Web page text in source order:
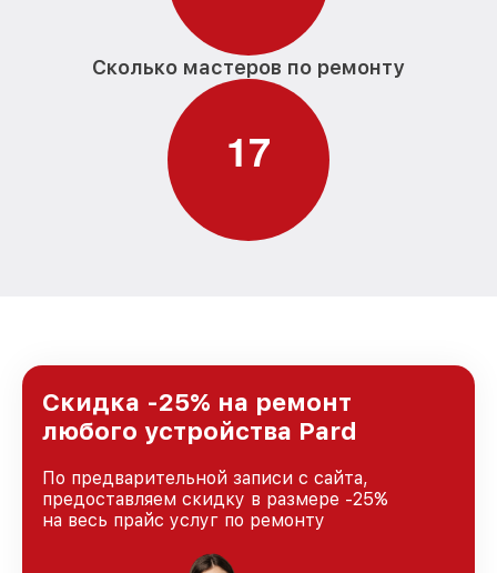
Сколько мастеров по ремонту
17
Скидка -25% на ремонт
любого устройства Pard
По предварительной записи с сайта,
предоставляем скидку в размере -25%
на весь прайс услуг по ремонту